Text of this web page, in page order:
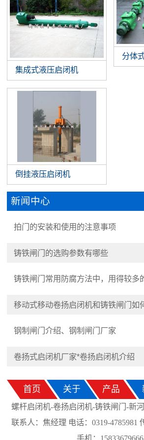
集成式液压启闭机
分体
倒挂液压启闭机
新闻中心
拍门的安装和使用的注意事项
铸铁闸门的选购参数有哪些
铸铁闸门常用防腐方法中，用得较多
移动式移动卷扬启闭机和铸铁闸门如
钢制闸门介绍、钢制闸门厂家
卷扬式启闭机厂家*卷扬启闭机介绍
首页 关于 产品
螺杆启闭机-卷扬启闭机-铸铁闸门-新
联系人：焦经理 电话：0319-4785981